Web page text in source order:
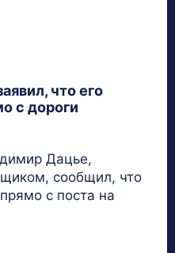
что его
с дороги
Дацье,
сообщил, что
с поста на